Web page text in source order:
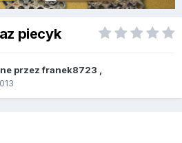
piecyk
przezfranek8723